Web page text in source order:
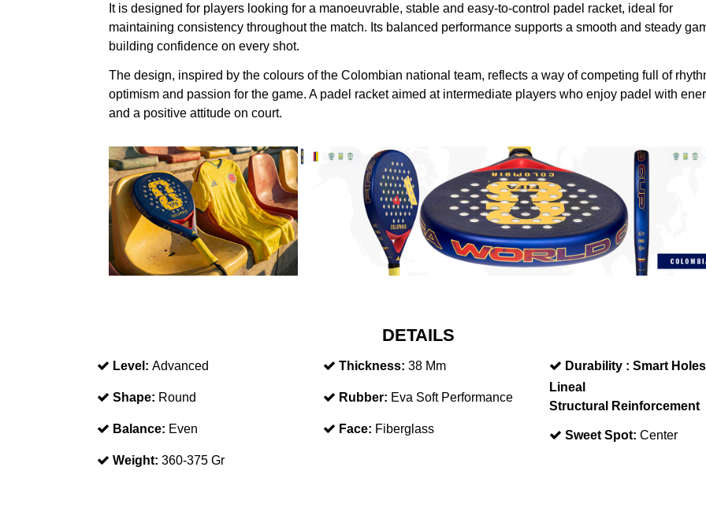
It is designed for players looking for a manoeuvrable, stable and easy-to-control padel racket, ideal for
maintaining consistency throughout the match. Its balanced performance supports a smooth and steady
building confidence on every shot.
The design, inspired by the colours of the Colombian national team, reflects a way of competing full of
optimism and passion for the game. A padel racket aimed at intermediate players who enjoy padel with
and a positive attitude on court.
DETAILS
Level: Advanced
Shape: Round
Balance: Even
Weight: 360-375 Gr
Thickness: 38 Mm
Rubber: Eva Soft Performance
Face: Fiberglass
Durability : Smart Holes
Lineal
Structural Reinforcement
Sweet Spot: Center